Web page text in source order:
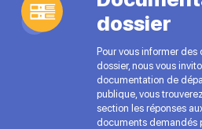
dossier
Pour vous informer
dossier, nous vous
documentation de
publique, vous
section les réponses
documents demandés